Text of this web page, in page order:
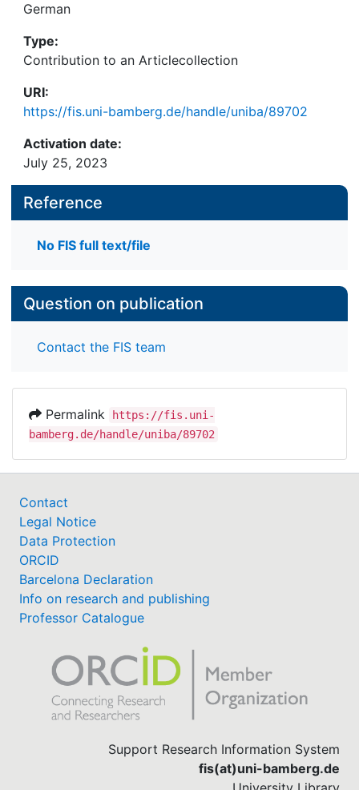
German
Type:
Contribution to an Articlecollection
URI:
https://fis.uni-bamberg.de/handle/uniba/89702
Activation date:
July 25, 2023
Reference
No FIS full text/file
Question on publication
Contact the FIS team
Permalink
https://fis.uni-
bamberg.de/handle/uniba/89702
Contact
Legal Notice
Data Protection
ORCID
Barcelona Declaration
Info on research and publishing
Professor Catalogue
Support Research Information System
fis(at)uni-bamberg.de